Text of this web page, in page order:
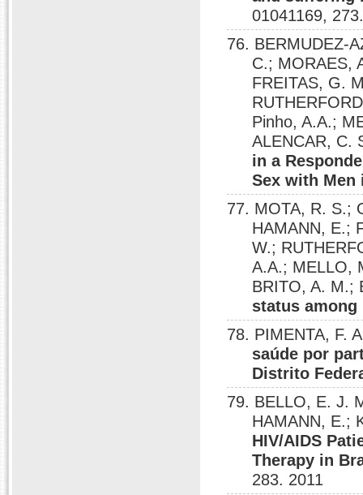
01041169,
76. BERMUDEZ-
C.; MORAES,
FREITAS, G.
Pinho, A.A.;
ALENCAR, C.
in a
Sex with Men
77. MOTA, R. S.;
HAMANN, E.;
W.;
A.A.; MELLO,
BRITO, A. M.;
status among
78. PIMENTA, F.
saúde por
Distrito
79. BELLO, E. J.
HAMANN, E.;
HIV/AIDS
Therapy in
283. 2011